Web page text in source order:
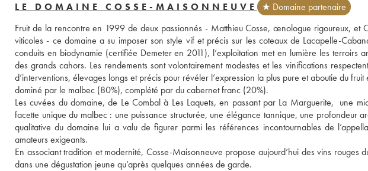
LE DOMAINE COSSE-MAISONNEUVE
★ Domaine partenaire
Fruit de la rencontre en 1999 de deux passionnés - Matthieu Cosse, œnologue rigoureux, et
viticoles - ce domaine a su imposer son style vif et précis sur les coteaux de Lacapelle-
conduits en biodynamie (certifiée Demeter en 2011), l’exploitation met en lumière les terroirs
des grands cahors. Les rendements sont volontairement modestes et les vinifications
d’interventions, élevages longs et précis pour révéler l’expression la plus pure et aboutie du
dominé par le malbec (80%), complété par du cabernet franc (20%).
Les cuvées du domaine, de Le Combal à Les Laquets, en passant par La Marguerite,  une
facette unique du malbec : une puissance structurée, une élégance tannique, une profondeur
qualitative du domaine lui a valu de figurer parmi les références incontournables de
amateurs exigeants.
En associant tradition et modernité, Cosse-Maisonneuve propose aujourd’hui des vins rouges
dans une dégustation jeune qu’après quelques années de garde.